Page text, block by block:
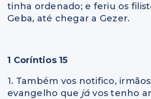
tinha ordenado; e feriu os
Geba, até chegar a Gezer.
1 Coríntios 15
1. Também vos notifico,
evangelho que jávos tenho